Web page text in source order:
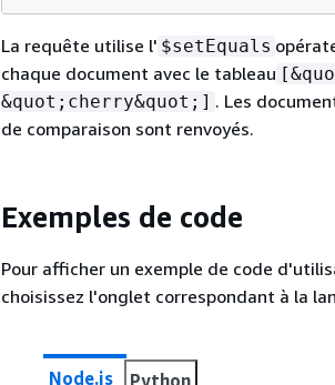
La requête utilise l' $setEquals
chaque document avec le tableau
&quot;cherry&quot;] . Les
de comparaison sont renvoyés.
Exemples de code
Pour afficher un exemple de code
choisissez l'onglet correspondant à la
Node.js Python